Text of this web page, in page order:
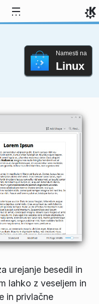
Namesti na
Linux
urejanje besedil in
lahko z veseljem in
in privlačne